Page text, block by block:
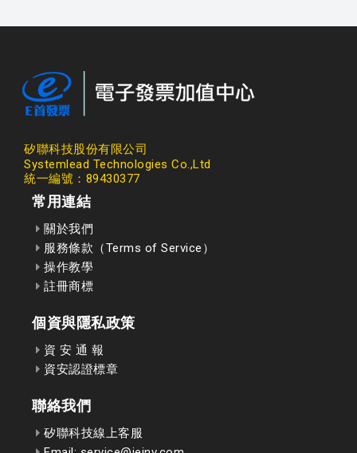
矽聯科技股份有限公司
Systemlead Technologies Co.,Ltd
統一編號：89430377
常用連結
關於我們
服務條款（Terms of Service）
操作教學
註冊商標
個資與隱私政策
資 安 通 報
資安認證標章
聯絡我們
矽聯科技線上客服